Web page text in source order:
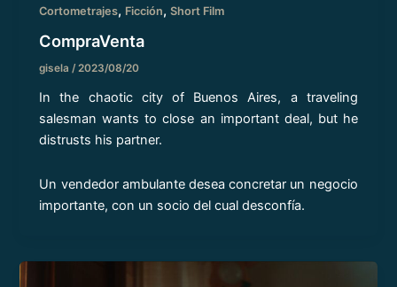
Cortometrajes, Ficción,Short Film
CompraVenta
gisela/2023/08/20
In the chaotic city of Buenos Aires, a traveling
salesman wants to close an important deal, but he
distrusts his partner.
Un vendedor ambulante desea concretar un negocio
importante, con un socio del cual desconfía.